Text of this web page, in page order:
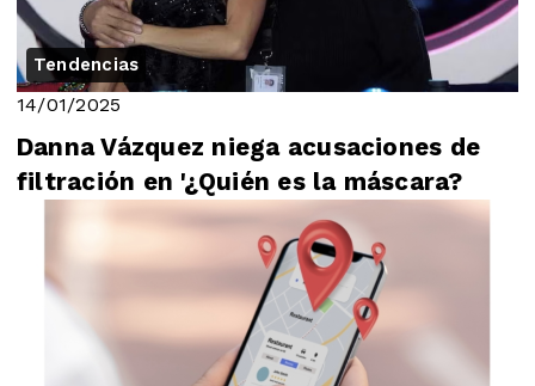
Tendencias
14/01/2025
Danna Vázquez niega acusaciones de
filtración en '¿Quién es la máscara?